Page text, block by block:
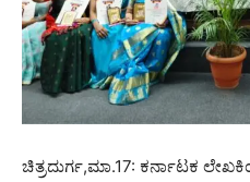
ಚಿತ್ರದುರ್ಗ,ಮಾ.17: ಕರ್ನಾಟಕ